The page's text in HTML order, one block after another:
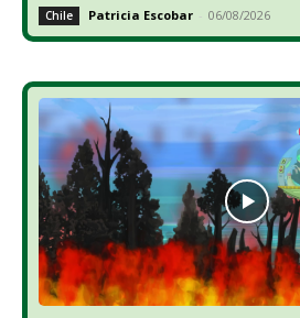
Chile Patricia Escobar - 06/08/2026